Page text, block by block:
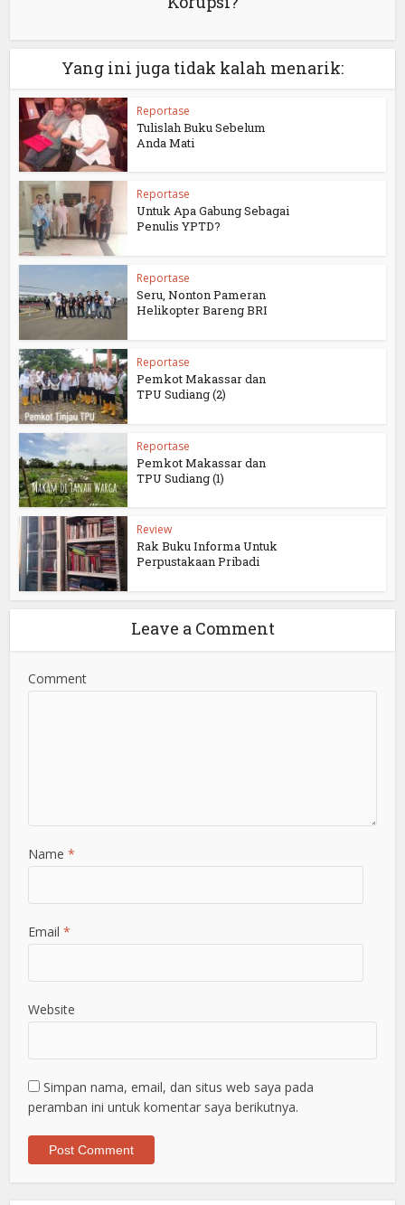
Yang ini juga tidak kalah menarik:
Reportase
Tulislah Buku Sebelum
Anda Mati
Reportase
Untuk Apa Gabung Sebagai
Penulis YPTD?
Reportase
Seru, Nonton Pameran
Helikopter Bareng BRI
Reportase
Pemkot Makassar dan
TPU Sudiang (2)
Reportase
Pemkot Makassar dan
TPU Sudiang (1)
Review
Rak Buku Informa Untuk
Perpustakaan Pribadi
Leave a Comment
Comment
Name *
Email *
Website
Simpan nama, email, dan situs web saya pada
peramban ini untuk komentar saya berikutnya.